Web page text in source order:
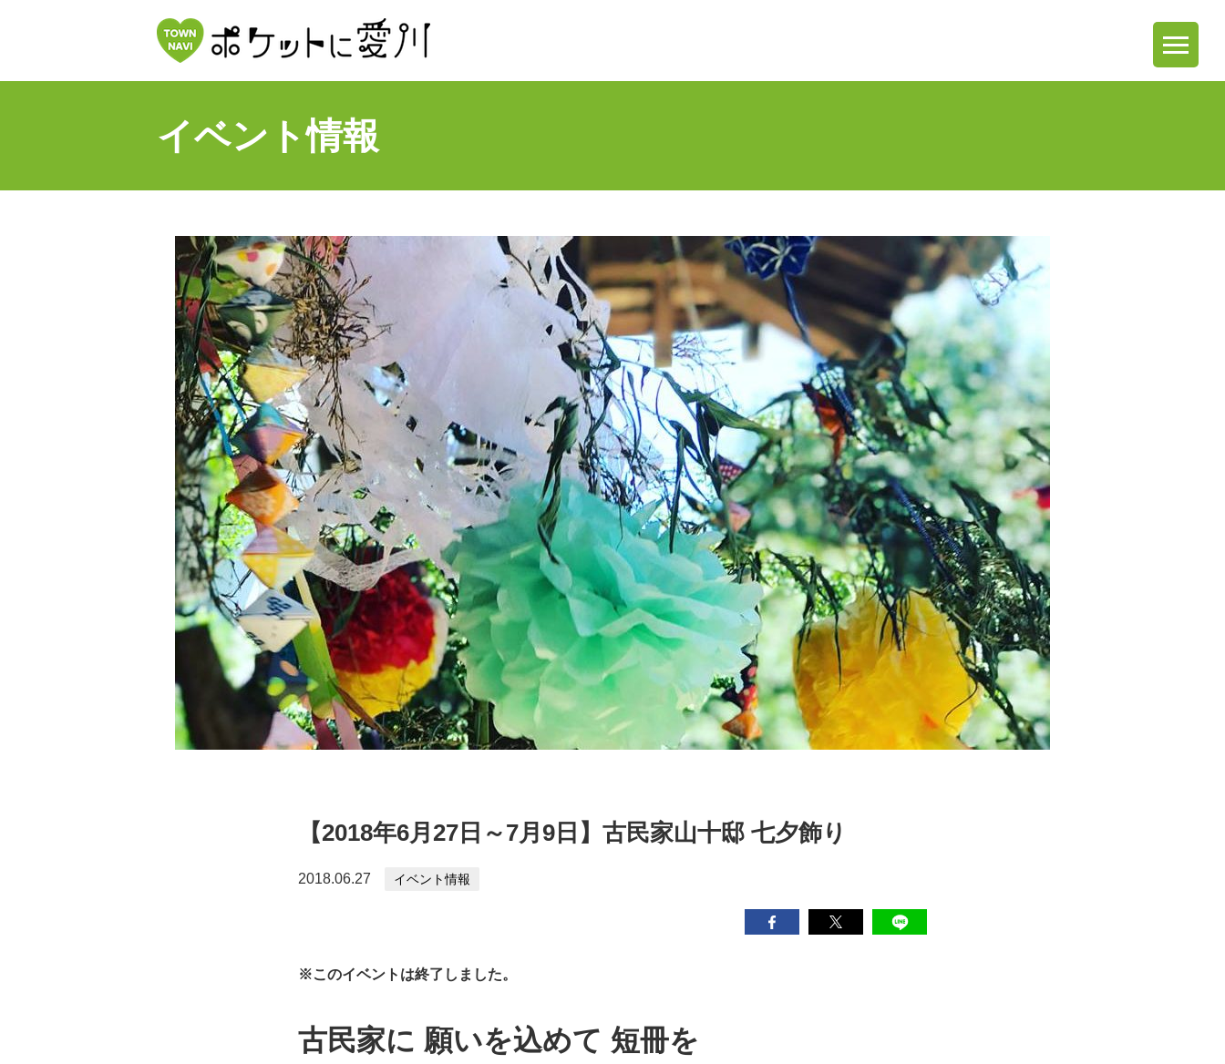
イベント情報
【2018年6月27日～7月9日】古民家山十邸 七夕飾り
2018.06.27 イベント情報
※このイベントは終了しました。
古民家に 願いを込めて 短冊を